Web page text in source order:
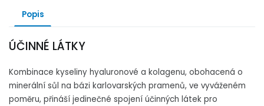
Popis
ÚČINNÉ LÁTKY
Kombinace kyseliny hyaluronové a kolagenu, obohacená o
minerální sůl na bázi karlovarských pramenů, ve vyváženém
poměru, přináší jedinečné spojení účinných látek pro